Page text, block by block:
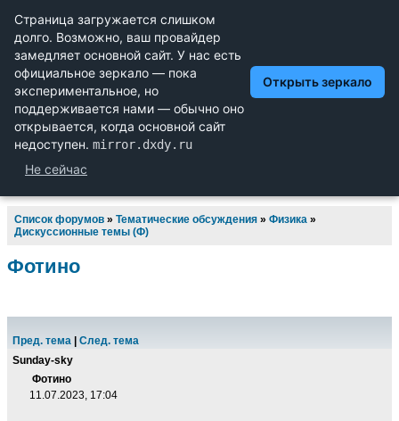
Научный форум dxdy
Математика, Физика, Computer Science, Machine Learning,
LaTeX, Механика и Техника, Химия,
Биология и Медицина, Экономика и Финансовая
Математика, Гуманитарные науки
Список форумов » Тематические обсуждения » Физика »
Дискуссионные темы (Ф)
Фотино
Пред. тема
След. тема
Sunday-sky
Фотино
11.07.2023, 17:04